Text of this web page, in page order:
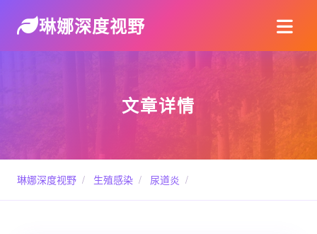
琳娜深度视野
文章详情
琳娜深度视野 / 生殖感染 / 尿道炎 /